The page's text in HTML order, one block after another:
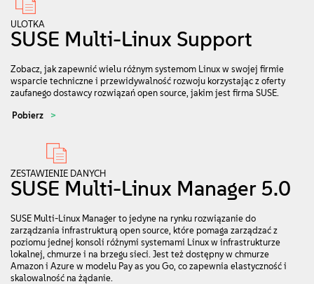
ULOTKA
SUSE Multi-Linux Support
Zobacz, jak zapewnić wielu różnym systemom Linux w swojej firmie
wsparcie techniczne i przewidywalność rozwoju korzystając z oferty
zaufanego dostawcy rozwiązań open source, jakim jest firma SUSE.
Pobierz
ZESTAWIENIE DANYCH
SUSE Multi-Linux Manager 5.0
SUSE Multi-Linux Manager to jedyne na rynku rozwiązanie do
zarządzania infrastrukturą open source, które pomaga zarządzać z
poziomu jednej konsoli różnymi systemami Linux w infrastrukturze
lokalnej, chmurze i na brzegu sieci. Jest też dostępny w chmurze
Amazon i Azure w modelu Pay as you Go, co zapewnia elastyczność i
skalowalność na żądanie.